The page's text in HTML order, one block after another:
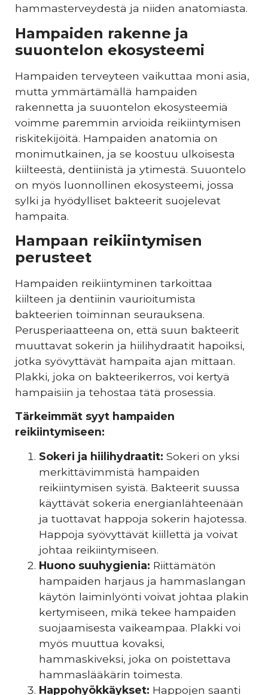
hammasterveydestä ja niiden anatomiasta.
Hampaiden rakenne ja
suuontelon ekosysteemi
Hampaiden terveyteen vaikuttaa moni asia,
mutta ymmärtämällä hampaiden
rakennetta ja suuontelon ekosysteemiä
voimme paremmin arvioida reikiintymisen
riskitekijöitä. Hampaiden anatomia on
monimutkainen, ja se koostuu ulkoisesta
kiilteestä, dentiinistä ja ytimestä. Suuontelo
on myös luonnollinen ekosysteemi, jossa
sylki ja hyödylliset bakteerit suojelevat
hampaita.
Hampaan reikiintymisen
perusteet
Hampaiden reikiintyminen tarkoittaa
kiilteen ja dentiinin vaurioitumista
bakteerien toiminnan seurauksena.
Perusperiaatteena on, että suun bakteerit
muuttavat sokerin ja hiilihydraatit hapoiksi,
jotka syövyttävät hampaita ajan mittaan.
Plakki, joka on bakteerikerros, voi kertyä
hampaisiin ja tehostaa tätä prosessia.
Tärkeimmät syyt hampaiden
reikiintymiseen:
Sokeri ja hiilihydraatit: Sokeri on yksi
merkittävimmistä hampaiden
reikiintymisen syistä. Bakteerit suussa
käyttävät sokeria energianlähteenään
ja tuottavat happoja sokerin hajotessa.
Happoja syövyttävät kiillettä ja voivat
johtaa reikiintymiseen.
Huono suuhygienia: Riittämätön
hampaiden harjaus ja hammaslangan
käytön laiminlyönti voivat johtaa plakin
kertymiseen, mikä tekee hampaiden
suojaamisesta vaikeampaa. Plakki voi
myös muuttua kovaksi,
hammaskiveksi, joka on poistettava
hammaslääkärin toimesta.
Happohyökkäykset: Happojen saanti